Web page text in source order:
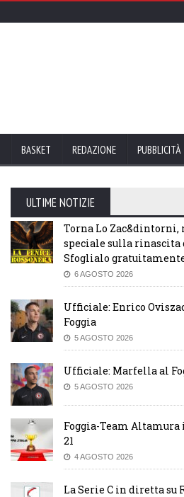
BASKET REDAZIONE PUBBLICITÀ
ULTIME NOTIZIE
Torna Lo Zac&dintorni,
speciale sulla rinascita
Sfoglialo
6 AGOSTO 2026
Ufficiale: Enrico
Foggia
5 AGOSTO 2026
Ufficiale: Marfella al
5 AGOSTO 2026
Foggia-Team Altamura
21
4 AGOSTO 2026
La Serie C in diretta su